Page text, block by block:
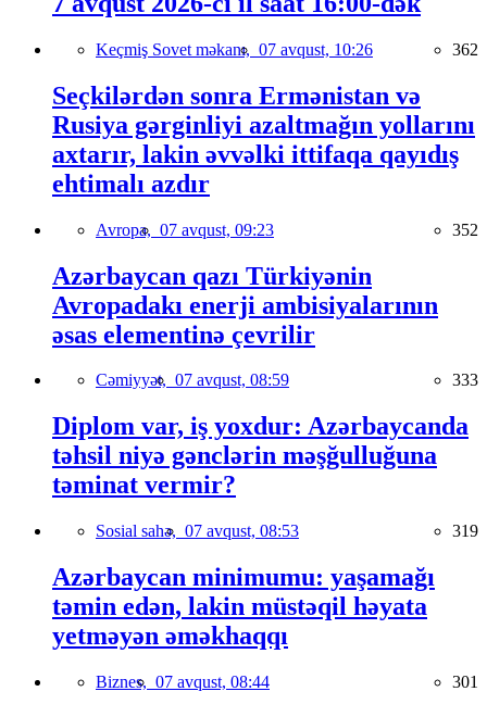
Keçmiş Sovet məkanı, 07 avqust, 10:26 362
Seçkilərdən sonra Ermənistan və
Rusiya gərginliyi azaltmağın yollarını
axtarır, lakin əvvəlki ittifaqa qayıdış
ehtimalı azdır
Avropa, 07 avqust, 09:23 352
Azərbaycan qazı Türkiyənin
Avropadakı enerji ambisiyalarının
əsas elementinə çevrilir
Cəmiyyət, 07 avqust, 08:59 333
Diplom var, iş yoxdur: Azərbaycanda
təhsil niyə gənclərin məşğulluğuna
təminat vermir?
Sosial sahə, 07 avqust, 08:53 319
Azərbaycan minimumu: yaşamağı
təmin edən, lakin müstəqil həyata
yetməyən əməkhaqqı
Biznes, 07 avqust, 08:44 301